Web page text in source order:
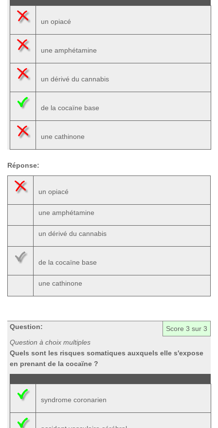
un opiacé
une amphétamine
un dérivé du cannabis
de la cocaïne base
une cathinone
Réponse:
un opiacé
une amphétamine
un dérivé du cannabis
de la cocaïne base
une cathinone
Score 3 sur 3
Question:
Question à choix multiples
Quels sont les risques somatiques auxquels elle s'expose
en prenant de la cocaïne ?
syndrome coronarien